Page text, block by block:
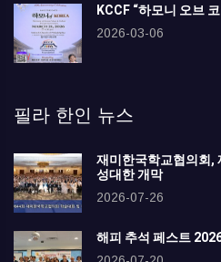
KCCF “하모니 오브
2026-03-06
필라 한인 뉴스
재미한국학교협의회,
성대한 개막
2026-07-26
해피 추석 페스트